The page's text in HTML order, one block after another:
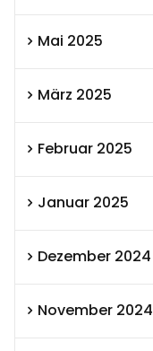
Mai 2025
März 2025
Februar 2025
Januar 2025
Dezember 2024
November 2024